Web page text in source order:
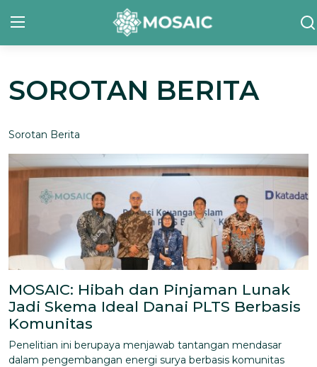
Contact
Risalah
Team Kami
Bahasa
SOROTAN BERITA
Sorotan Berita
MOSAIC: Hibah dan Pinjaman Lunak
Jadi Skema Ideal Danai PLTS Berbasis
Komunitas
Penelitian ini berupaya menjawab tantangan mendasar
dalam pengembangan energi surya berbasis komunitas